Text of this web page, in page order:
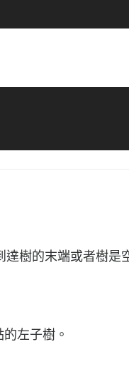
達樹的末端或者樹是
左子樹。